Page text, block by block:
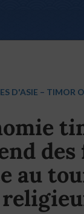
D'ASIE – TIMOR
des
au